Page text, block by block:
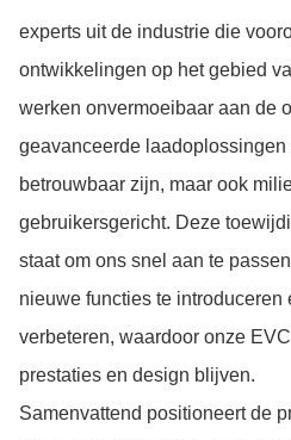
experts uit de industrie die
ontwikkelingen op het gebied
werken onvermoeibaar aan de
geavanceerde
betrouwbaar zijn, maar ook
gebruikersgericht. Deze
staat om ons snel aan te
nieuwe functies te introduceren
verbeteren, waardoor onze
prestaties en design blijven.
Samenvattend positioneert de